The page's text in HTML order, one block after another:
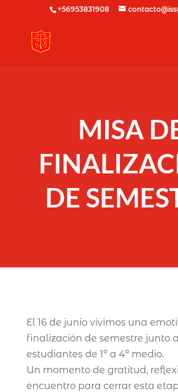
+56953831908
MISA
DE
El 16 de junio vivimos una
finalización de semestre junto
estudiantes de 1º a 4º medio.
Un momento de gratitud,
encuentro para cerrar esta